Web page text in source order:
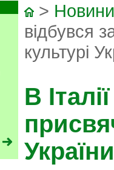
>
відбувся
культурі
В
України